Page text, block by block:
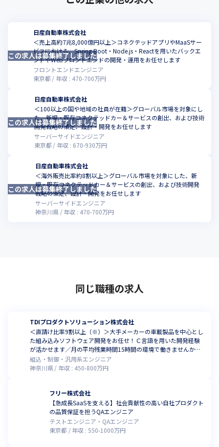
日産自動車株式会社
＜売上高約7兆8,000億円以上＞コネクテッドアプリやMaaSサー
ビスにおける、Spring Boot・Node.js・Reactを用いたバックエ
ンドやWebフロントエンドの開発・運用をお任せします
フロントエンドエンジニア
東京都
年収 : 470-700万円
この求人は募集終了しました
日産自動車株式会社
＜100以上の国や地域の社員が在籍＞グローバル市場を対象にし
た、新規・既存コネクテッドカー＆サービスの創出、および技術
開発戦略の策定、設計・開発をお任せします
サーバーサイドエンジニア
東京都
年収 : 670-930万円
この求人は募集終了しました
日産自動車株式会社
＜海外販売比率約8割以上＞グローバル市場を対象にした、新
規・既存コネクテッドカー＆サービスの創出、および技術開発
戦略の策定、設計・開発をお任せします
サーバーサイドエンジニア
神奈川県
年収 : 470-700万円
この求人は募集終了しました
同じ職種の求人
TDIプロダクトソリューション株式会社
＜直請け比率9割以上（※）＞大手メーカーの車載製品を中心とし
た組み込みソフトウェア開発をお任せ！Ｃ言語を用いた開発経験
が活かせます／月の平均残業時間15時間の環境で働きませんか
（※いずれも、2024年8月時点）
組込・制御・汎用系エンジニア
神奈川県
年収 : 450-800万円
フリー株式会社
【急成長SaaSを支える】社会貢献性の高い自社プロダクト
の品質保証を担うQAエンジニア
テストエンジニア・QAエンジニア
東京都
年収 : 550-1000万円